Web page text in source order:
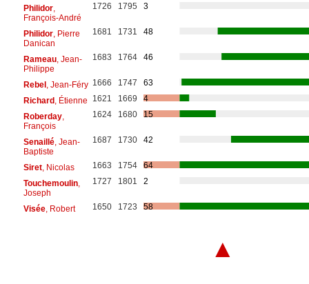
Philidor,
François-André
1726 1795 3
Philidor, Pierre
Danican
1681 1731 48
Rameau, Jean-
Philippe
1683 1764 46
Rebel, Jean-Féry 1666 1747
63
Richard, Étienne 1621 1669
4
Roberday,
François
1624 1680 15
Senaillé, Jean-
Baptiste
1687 1730 42
Siret, Nicolas 1663 1754
64
Touchemoulin,
Joseph
1727 1801 2
Visée, Robert 1650 1723 58
▲